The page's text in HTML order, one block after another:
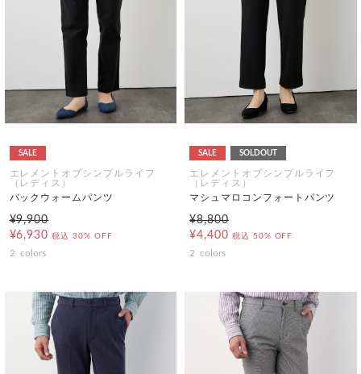
SALE
エレメントオブシンプルライフ
（レディス）
バックウォームパンツ
¥9,900
¥6,930 税込 30% OFF
2 colors
SALE SOLDOUT
エレメントオブシンプルライフ
（レディス）
マシュマロコンフォートパンツ
¥8,800
¥4,400 税込 50% OFF
2 colors